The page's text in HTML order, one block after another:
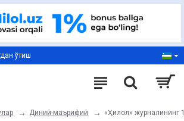
ўтиш
Диний-маърифий «Ҳилол» журналининг